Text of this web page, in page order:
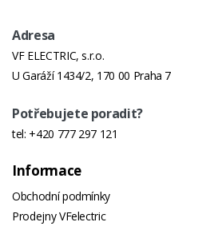
Adresa
VF ELECTRIC, s.r.o.
U Garáží 1434/2, 170 00 Praha 7
Potřebujete poradit?
tel: +420 777 297 121
Informace
Obchodní podmínky
Prodejny VFelectric